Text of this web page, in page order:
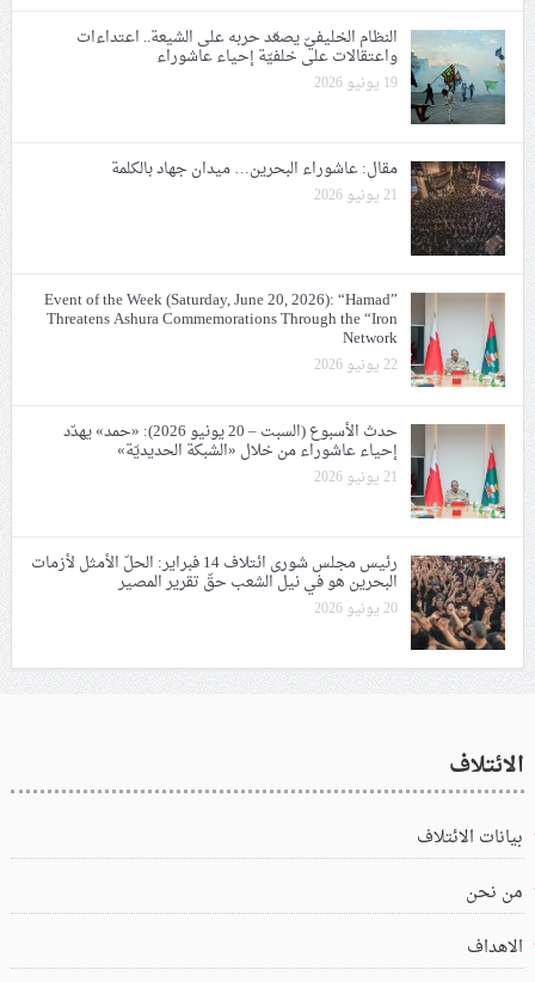
النظام الخليفيّ يصعّد حربه على الشيعة.. اعتداءات
واعتقالات على خلفيّة إحياء عاشوراء
19 يونيو 2026
مقال: عاشوراء البحرين… ميدان جهاد بالكلمة
21 يونيو 2026
Event of the Week (Saturday, June 20, 2026): “Hamad”
Threatens Ashura Commemorations Through the “Iron
Network
22 يونيو 2026
حدث الأسبوع (السبت – 20 يونيو 2026): «حمد» يهدّد
إحياء عاشوراء من خلال «الشبكة الحديديّة»
21 يونيو 2026
رئيس مجلس شورى ائتلاف 14 فبراير: الحلّ الأمثل لأزمات
البحرين هو في نيل الشعب حقّ تقرير المصير
20 يونيو 2026
الائتلاف
بيانات الائتلاف
من نحن
الاهداف